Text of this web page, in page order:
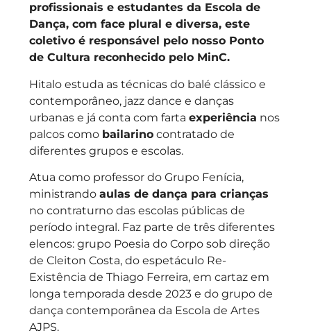
profissionais e estudantes da Escola de
Dança, com face plural e diversa, este
coletivo é responsável pelo nosso Ponto
de Cultura reconhecido pelo MinC.
Hitalo estuda as técnicas do balé clássico e
contemporâneo, jazz dance e danças
urbanas e já conta com fartaexperiência nos
palcos como bailarino contratado de
diferentes grupos e escolas.
Atua como professor do Grupo Fenícia,
ministrandoaulas de dança para crianças
no contraturno das escolas públicas de
período integral. Faz parte de três diferentes
elencos: grupo Poesia do Corpo sob direção
de Cleiton Costa, do espetáculo Re-
Existência de Thiago Ferreira, em cartaz em
longa temporada desde 2023 e do grupo de
dança contemporânea da Escola de Artes
AJPS.